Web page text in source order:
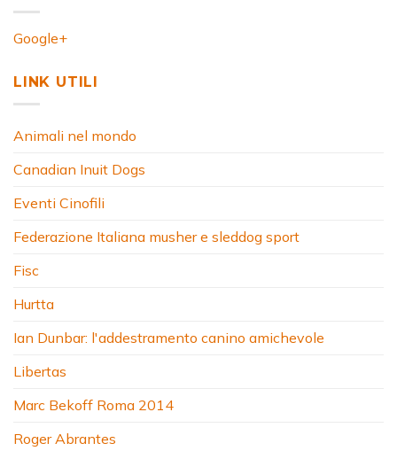
Google+
LINK UTILI
Animali nel mondo
Canadian Inuit Dogs
Eventi Cinofili
Federazione Italiana musher e sleddog sport
Fisc
Hurtta
Ian Dunbar: l'addestramento canino amichevole
Libertas
Marc Bekoff Roma 2014
Roger Abrantes